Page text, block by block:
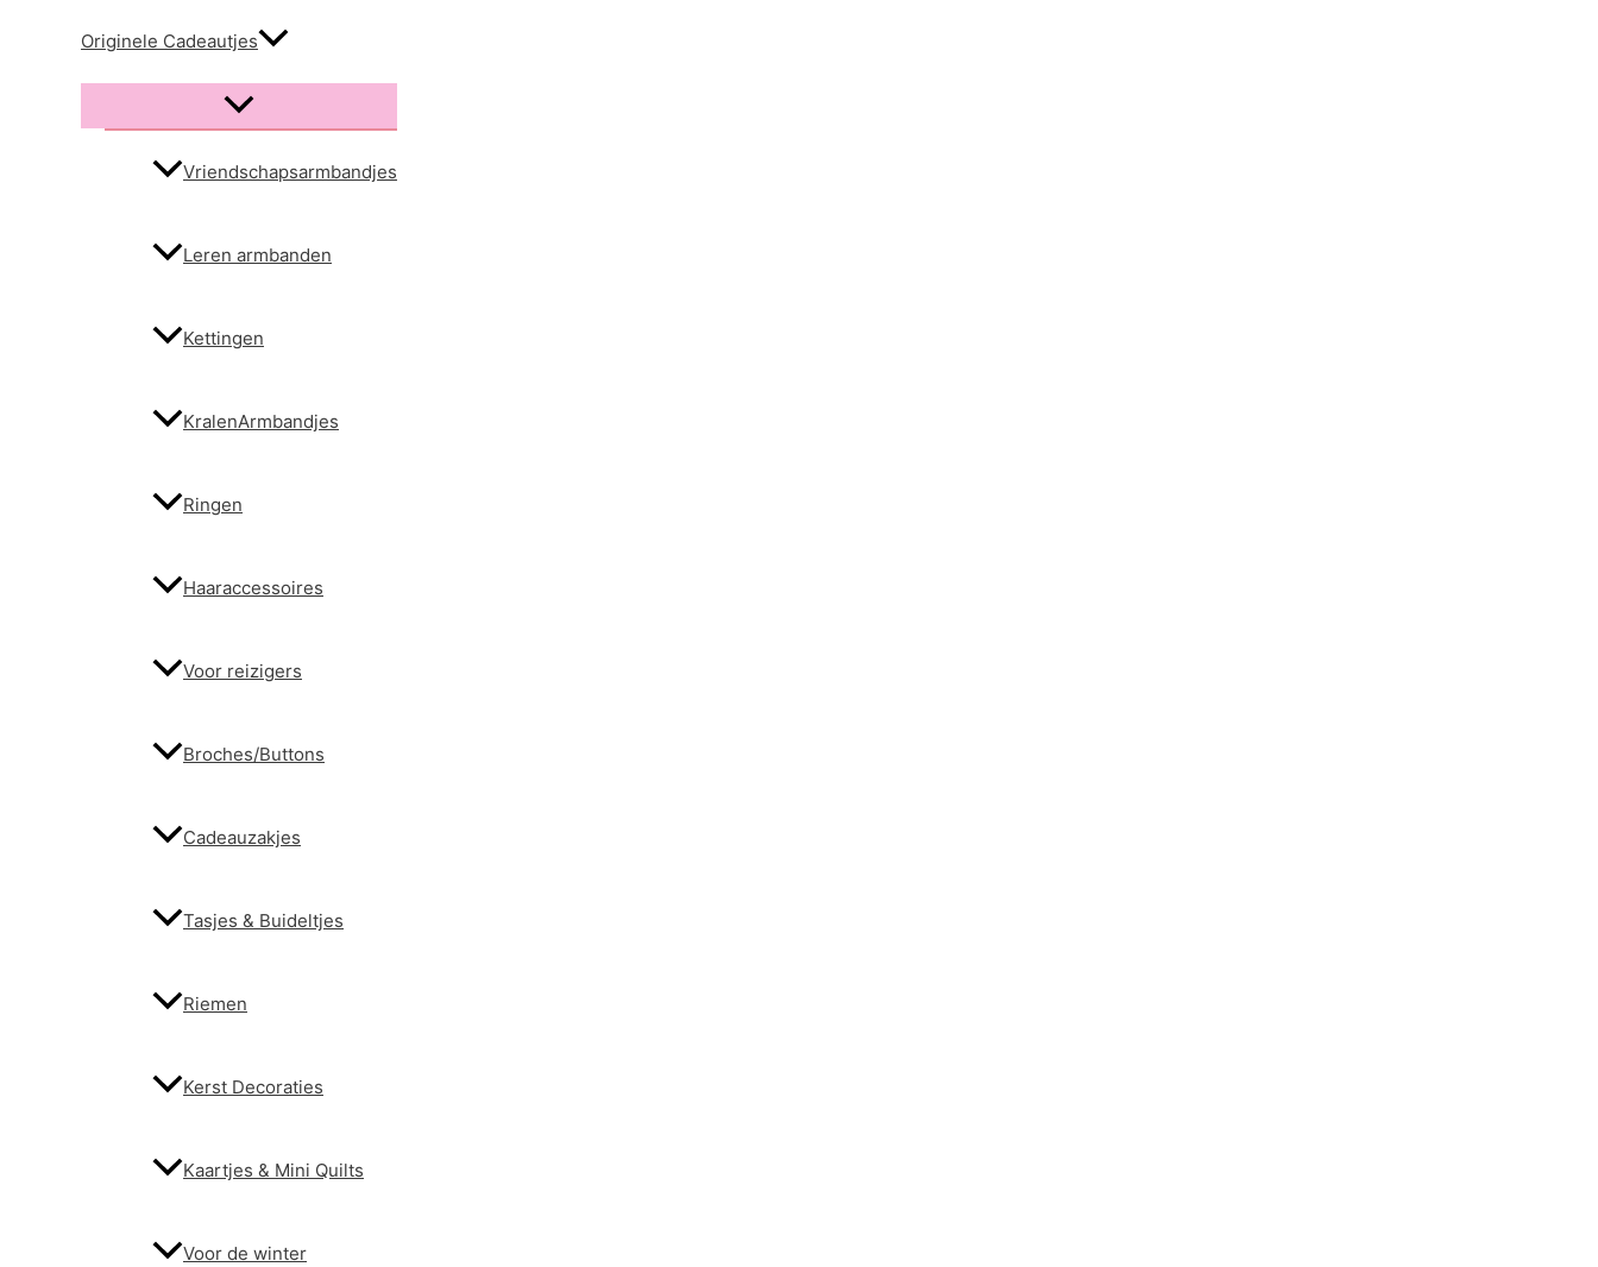
Originele Cadeautjes
Menu
schakelen
Vriendschapsarmbandjes
Leren armbanden
Kettingen
KralenArmbandjes
Ringen
Haaraccessoires
Voor reizigers
Broches/Buttons
Cadeauzakjes
Tasjes & Buideltjes
Riemen
Kerst Decoraties
Kaartjes & Mini Quilts
Voor de winter